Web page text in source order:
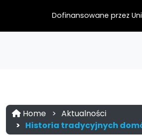
Dofinansowane przez
Home
Aktualności
Historia tradycyjnych